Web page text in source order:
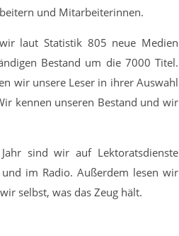
und Mitarbeiterinnen.
laut Statistik 805 neue Medien
Bestand um die 7000 Titel.
wir unsere Leser in ihrer Auswahl
kennen unseren Bestand und wir
sind wir auf Lektoratsdienste
im Radio. Außerdem lesen wir
selbst, was das Zeug hält.